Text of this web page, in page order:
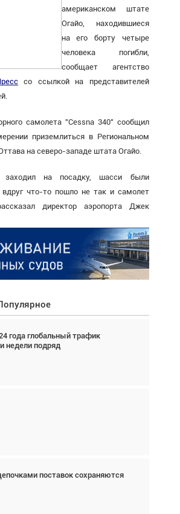
американском штате
Огайо, находившиеся
на его борту четыре
человека погибли,
сообщает агентство
со ссылкой на представителей
самолета "Cessna 340" сообщил
приземлиться в Региональном
на северо-западе штата Огайо.
на посадку, шасси были
что-то пошло не так и самолет
директор аэропорта Джек
года глобальный трафик
недели подряд
поставок сохраняются
тандем вертолётов и БПЛА в
операциях
Дэйв Кох: «Фотография
себя... а ИИ всё портит»
года глобальный трафик
недели подряд